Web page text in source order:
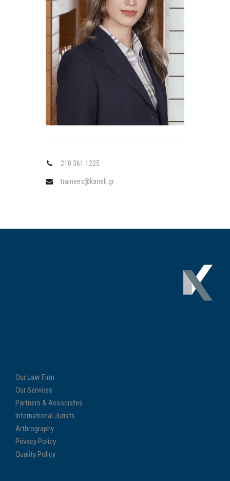
210 361 1225
trainees@kanell.gr
Our Law Firm
Our Services
Partners & Associates
International Jurists
Arthrography
Privacy Policy
Quality Policy